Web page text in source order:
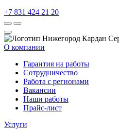
+7 831 424 21 20
О компании
Гарантия на работы
Сотрудничество
Работа с регионами
Вакансии
Наши работы
Прайс-лист
Услуги